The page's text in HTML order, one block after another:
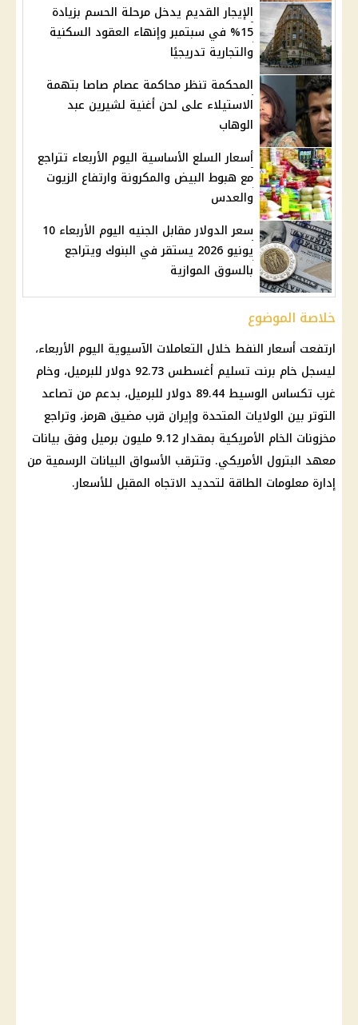
الإيجار القديم يدخل مرحلة الحسم بزيادة
15% في سبتمبر وإنهاء العقود السكنية
والتجارية تدريجيًا
المحكمة تنظر محاكمة عصام صاصا بتهمة
الاستيلاء على لحن أغنية لشيرين عبد
الوهاب
أسعار السلع الأساسية اليوم الأربعاء تتراجع
مع هبوط البيض والمكرونة وارتفاع الزيوت
والعدس
سعر الدولار مقابل الجنيه اليوم الأربعاء 10
يونيو 2026 يستقر في البنوك ويتراجع
بالسوق الموازية
خلاصة الموضوع
ارتفعت أسعار النفط خلال التعاملات الآسيوية اليوم الأربعاء،
ليسجل خام برنت تسليم أغسطس 92.73
دولارللبرميل، وخام
غرب تكساس الوسيط 89.44
دولارللبرميل، بدعم من تصاعد
التوتر بين الولايات المتحدة وإيران قرب مضيق هرمز، وتراجع
مخزونات الخام الأمريكية بمقدار 9.12 مليون برميل وفق بيانات
معهد البترول الأمريكي. وتترقب الأسواق البيانات الرسمية من
إدارة معلومات الطاقة لتحديد الاتجاه المقبل للأسعار.